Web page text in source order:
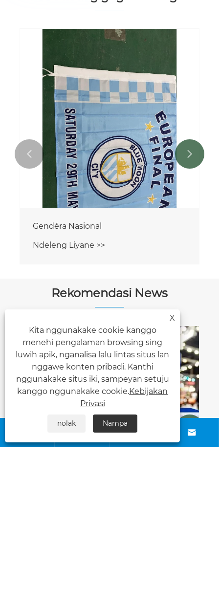
Banner Vinyl Gedhe
Ndeleng Liyane >>
 
Rekomendasi News
Panggunaan tents pameran
Ndeleng Liyane >>

 
X
Kita nggunakake cookie kanggo
menehi pengalaman browsing sing
luwih apik, nganalisa lalu lintas situs lan
nggawe konten pribadi. Kanthi
nggunakake situs iki, sampeyan setuju
kanggo nggunakake cookie.Kebijakan
Privasi
nolak Nampa